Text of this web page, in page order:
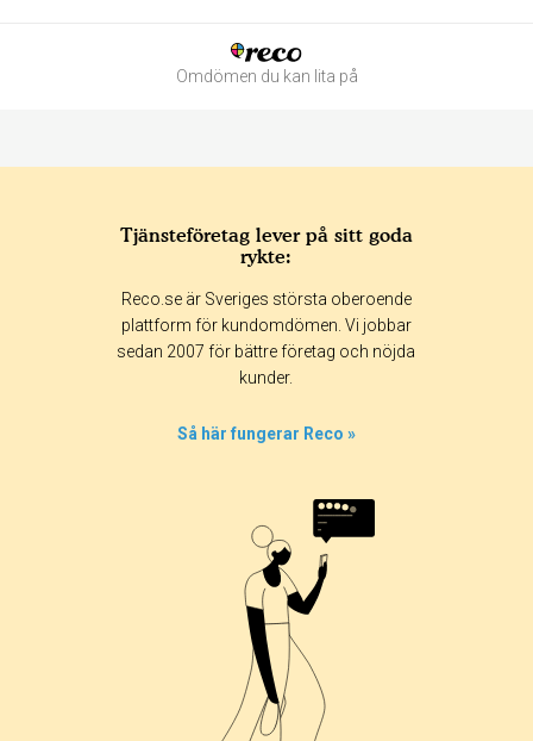
Omdömen du kan lita på
365 dagar 90 dagar
30 dagar
Tjänsteföretag lever på sitt goda
rykte:
Reco.se är Sveriges största oberoende
plattform för kundomdömen. Vi jobbar
sedan 2007 för bättre företag och nöjda
kunder.
Så här fungerar Reco »